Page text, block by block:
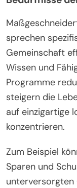
sprechen
Gemeinschaft
Wissen und
Programme
steigern die
auf einzigartige
konzentrieren.
Zum Beispiel
Sparen und
unterversorgten